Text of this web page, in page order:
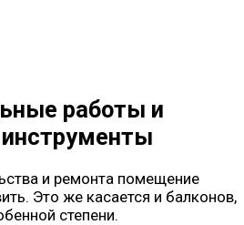
работы и
и ремонта помещение
Это же касается и балконов,
степени.